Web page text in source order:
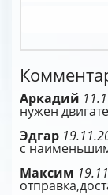
Аркадий
нужен
Эдгар
с
Максим